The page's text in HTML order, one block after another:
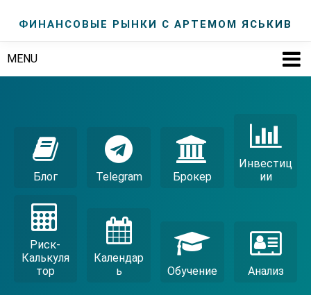
ФИНАНСОВЫЕ РЫНКИ С АРТЕМОМ ЯСЬКИВ
MENU
Блог Telegram Брокер
Инвестиц
Ии
Риск-
Калькуля
Тор
Календар
Ь
Обучение Анализ